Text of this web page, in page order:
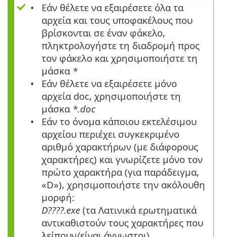
Εάν θέλετε να εξαιρέσετε όλα τα
αρχεία και τους υποφακέλους που
βρίσκονται σε έναν φάκελο,
πληκτρολογήστε τη διαδρομή προς
τον φάκελο και χρησιμοποιήστε τη
μάσκα *
Εάν θέλετε να εξαιρέσετε μόνο
αρχεία doc, χρησιμοποιήστε τη
μάσκα *.doc
Εάν το όνομα κάποιου εκτελέσιμου
αρχείου περιέχει συγκεκριμένο
αριθμό χαρακτήρων (με διάφορους
χαρακτήρες) και γνωρίζετε μόνο τον
πρώτο χαρακτήρα (για παράδειγμα,
«D»), χρησιμοποιήστε την ακόλουθη
μορφή:
D????.exe (τα Λατινικά ερωτηματικά
αντικαθιστούν τους χαρακτήρες που